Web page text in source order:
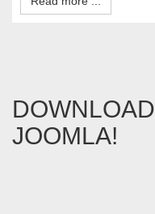
DOWNLOAD
JOOMLA!